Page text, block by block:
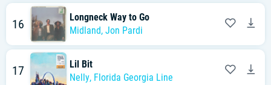
16
Longneck Way to Go
Midland, Jon Pardi
17
Lil Bit
Nelly, Florida Georgia Line